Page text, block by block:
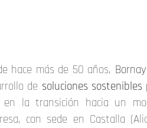
hace más de 50 años, Bornay
de soluciones
la transición hacia un
con sede en Castalla